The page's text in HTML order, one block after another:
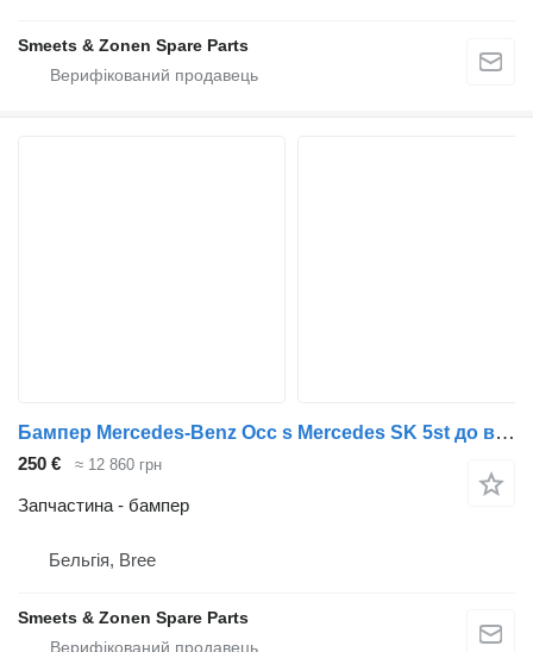
Smeets & Zonen Spare Parts
Бампер Mercedes-Benz Occ s Mercedes SK 5st до вантажівки
250 € ≈ 12 860 грн
Запчастина - бампер
Бельгія, Bree
Smeets & Zonen Spare Parts